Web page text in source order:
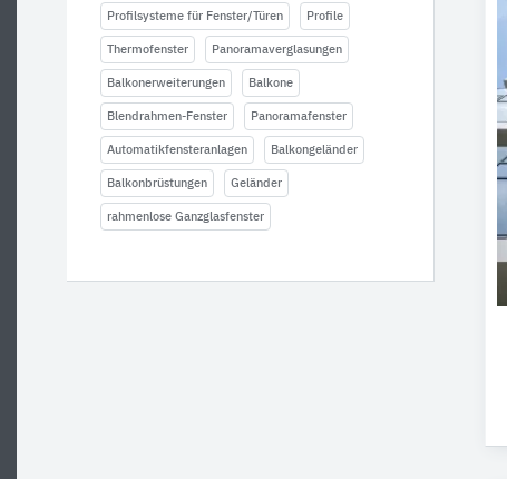
Profilsysteme für Fenster/Türen Profile
Thermofenster Panoramaverglasungen
Balkonerweiterungen Balkone
Blendrahmen-Fenster Panoramafenster
Automatikfensteranlagen Balkongeländer
Balkonbrüstungen Geländer
rahmenlose Ganzglasfenster